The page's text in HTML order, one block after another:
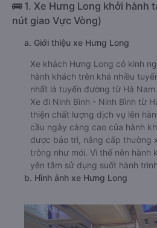
🚌 1. Xe Hưng Long khởi hành
nút giao Vực Vòng)
a. Giới thiệu xe Hưng Long
Xe khách Hưng Long có kinh
hành khách trên khá nhiều
nhất là tuyến đường từ Hà
Xe đi Ninh Bình - Ninh Bình từ
thiện chất lượng dịch vụ lên
cầu ngày càng cao của hành
được bảo trì, nâng cấp thường
trông như mới. Vì thế nên hành
yên tâm sử dụng suốt hành
b. Hình ảnh xe Hưng Long